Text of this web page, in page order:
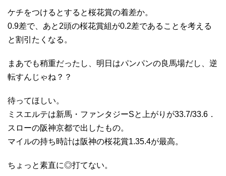
ケチをつけるとすると桜花賞の着差か。
0.9差で、あと2頭の桜花賞組が0.2差であることを考える
と割引たくなる。
まあでも稍重だったし、明日はパンパンの良馬場だし、逆
転すんじゃね？？
待ってほしい。
ミスエルテは新馬・ファンタジーSと上がりが33.7/33.6．
スローの阪神京都で出したもの。
マイルの持ち時計は阪神の桜花賞1.35.4が最高。
ちょっと素直に◎打てない。